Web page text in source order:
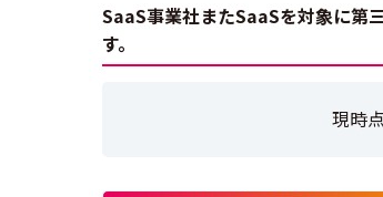
SaaS事業社またSaaSを対象に第
す。
現時